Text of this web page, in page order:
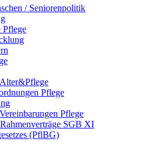
/ Seniorenpolitik
Pflege
Pflege
Pflege
SGB XI
(PflBG)